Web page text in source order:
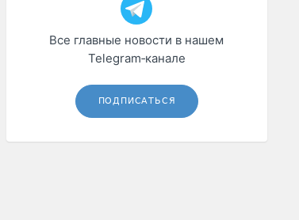
Все главные новости в нашем
Telegram‑канале
ПОДПИСАТЬСЯ